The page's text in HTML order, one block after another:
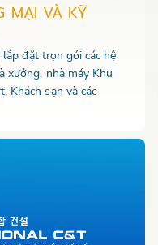
MẠI VÀ KỸ
đặt trọn gói các hệ
xưởng, nhà máy Khu
Khách sạn và các